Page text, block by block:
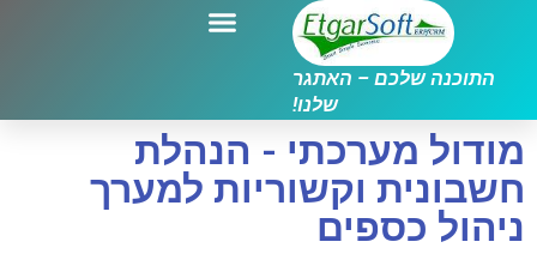
התוכנה שלכם – האתגר
שלנו!
מודול מערכתי - הנהלת
חשבונית וקשוריות למערך
ניהול כספים